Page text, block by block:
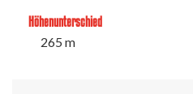
Höhenunterschied
265 m